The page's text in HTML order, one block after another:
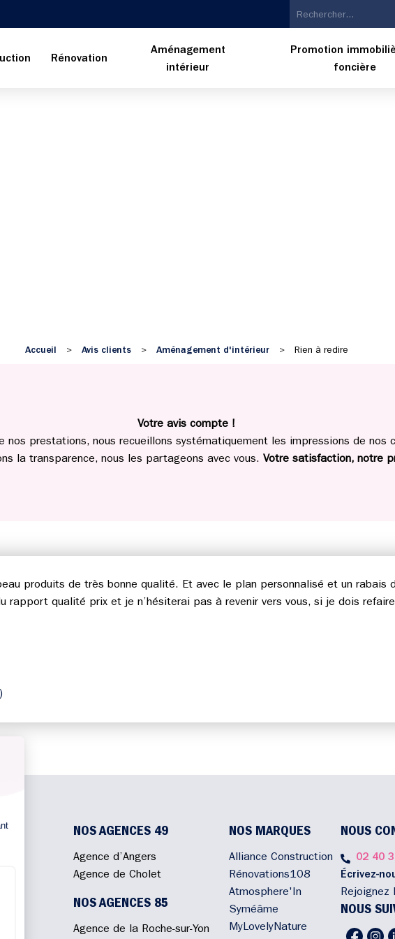
Rénovation
Aménagement
intérieur
Promotion
foncière
Accueil > Avis clients > Aménagement d'intérieur > Rien à redire
Votre avis compte !
nos prestations, nous recueillons systématiquement les impressions de
la transparence, nous les partageons avec vous. Votre satisfaction, notre
produits de très bonne qualité. Et avec le plan personnalisé et un rabais
rapport qualité prix et je n’hésiterai pas à revenir vers vous, si je dois
NOS AGENCES 49
Agence d’Angers
Agence de Cholet
NOS AGENCES 85
Agence de la Roche-sur-Yon
NOS MARQUES
Alliance Construction
Rénovations108
Atmosphere'In
Syméâme
MyLovelyNature
NOUS
02 40
Écrivez-
Rejoignez
NOUS